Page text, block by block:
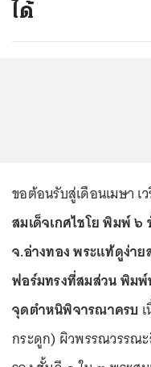
ได้
ขอต้อนรับสู่เดือนเมษา เ
สมเด็จเกศไชโย พิมพ์ ๖
จ.อ่างทอง พระแท้ดูง่า
ฟอร์มทรงที่สมส่วน พิม
จุดตำหนิพิจารณาครบ
กระดูก) ผิวพรรณวรรณ